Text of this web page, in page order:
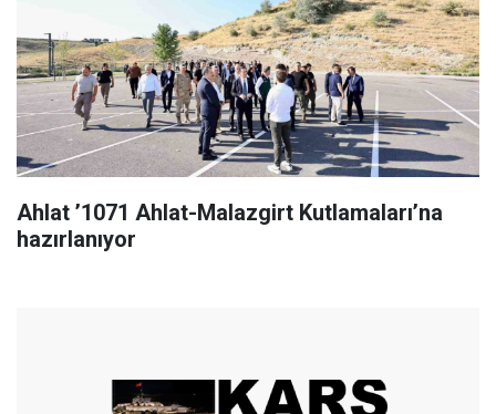
Ahlat ’1071 Ahlat-Malazgirt Kutlamaları’na
hazırlanıyor